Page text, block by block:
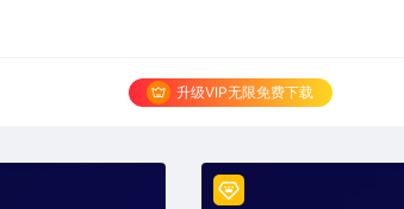
升级VIP无限免费下载